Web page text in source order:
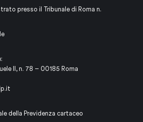
presso il Tribunale di Roma n.
II, n. 78 – 00185 Roma
della Previdenza cartaceo